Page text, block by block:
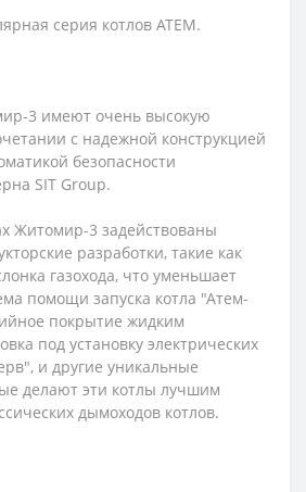
серия котлов АТЕМ.
3 имеют очень высокую
с надежной конструкцией
безопасности
SIT Group.
Житомир-3 задействованы
разработки, такие как
газохода, что уменьшает
помощи запуска котла "Атем-
покрытие жидким
под установку электрических
и другие уникальные
делают эти котлы лучшим
дымоходов котлов.